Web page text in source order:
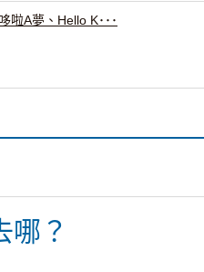
啦A夢、Hello K･･･
哪？